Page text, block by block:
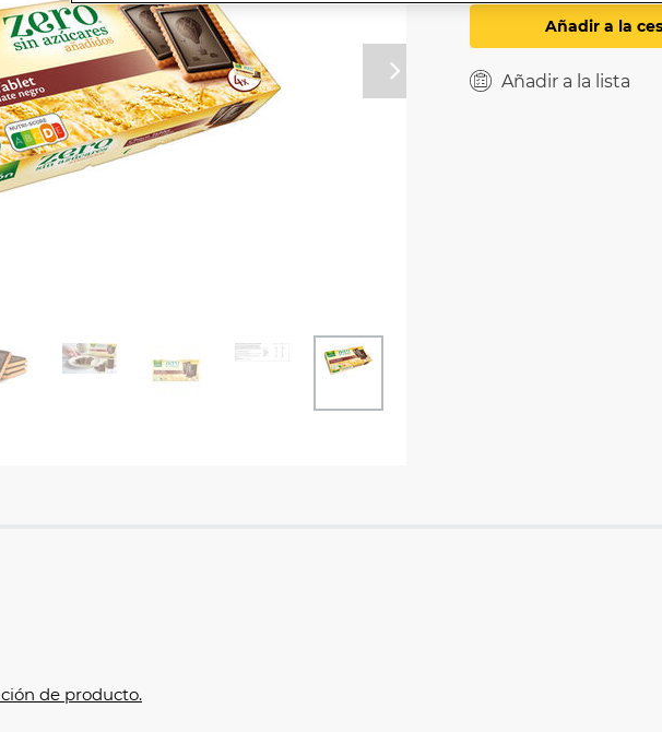
Próximo
Añadir a la
Añadir a la lista
de producto.